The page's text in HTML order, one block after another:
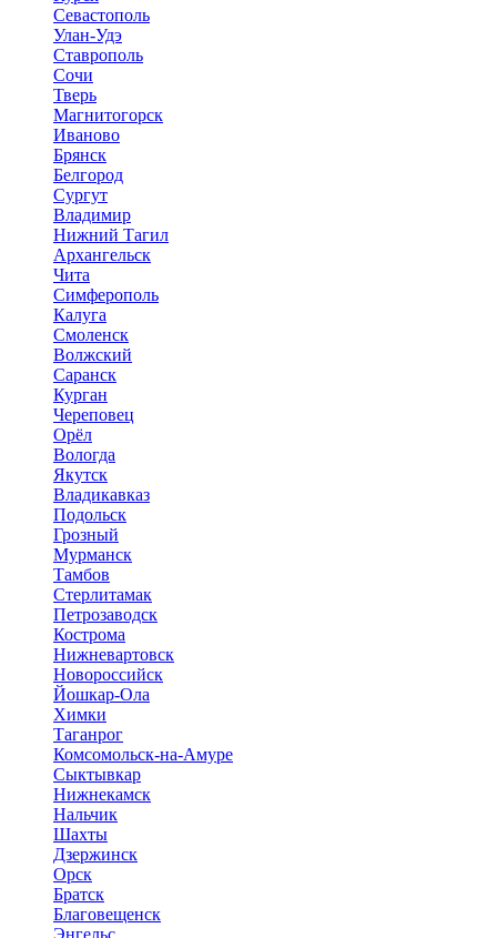
Севастополь
Улан-Удэ
Ставрополь
Сочи
Тверь
Магнитогорск
Иваново
Брянск
Белгород
Сургут
Владимир
Нижний Тагил
Архангельск
Чита
Симферополь
Калуга
Смоленск
Волжский
Саранск
Курган
Череповец
Орёл
Вологда
Якутск
Владикавказ
Подольск
Грозный
Мурманск
Тамбов
Стерлитамак
Петрозаводск
Кострома
Нижневартовск
Новороссийск
Йошкар-Ола
Химки
Таганрог
Комсомольск-на-Амуре
Сыктывкар
Нижнекамск
Нальчик
Шахты
Дзержинск
Орск
Братск
Благовещенск